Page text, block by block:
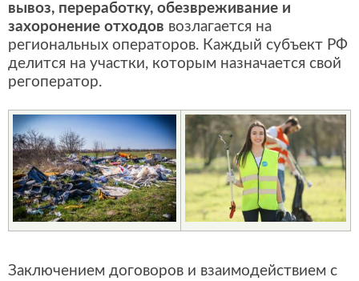
вывоз, переработку, обезвреживание и
захоронение отходов возлагается на
региональных операторов. Каждый субъект РФ
делится на участки, которым назначается свой
регоператор.
Заключением договоров и взаимодействием с